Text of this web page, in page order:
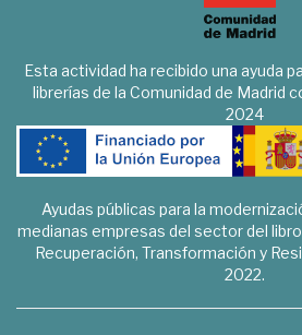
Esta actividad ha recibido una ayuda
librerías de la Comunidad de Madrid
2024
Ayudas públicas para la
medianas empresas del sector del
Recuperación, Transformación y
2022.